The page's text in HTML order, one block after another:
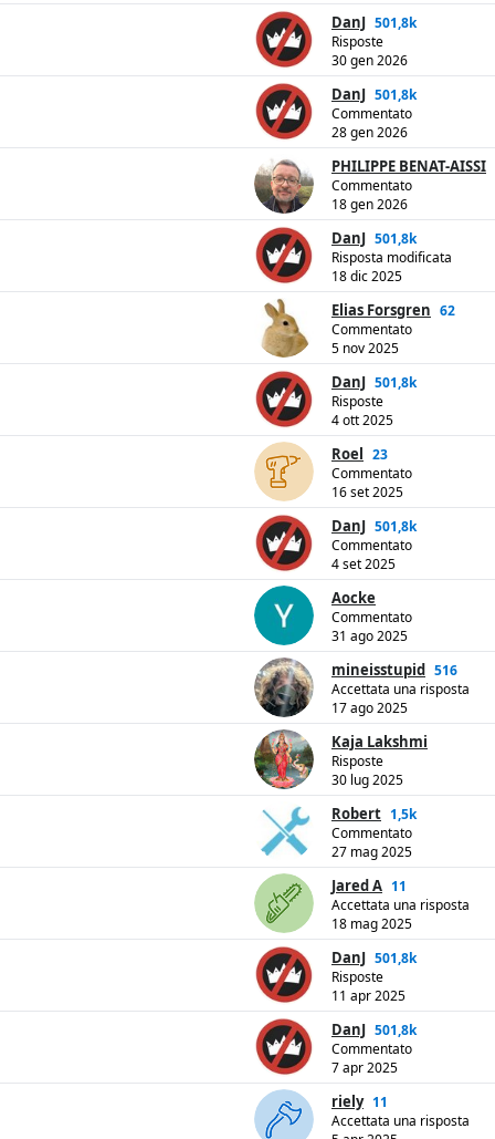
DanJ 501,8k
Risposte
30 gen 2026
DanJ 501,8k
Commentato
28 gen 2026
PHILIPPE BENAT-AISSI
Commentato
18 gen 2026
DanJ 501,8k
Risposta modificata
18 dic 2025
Elias Forsgren 62
Commentato
5 nov 2025
DanJ 501,8k
Risposte
4 ott 2025
Roel 23
Commentato
16 set 2025
DanJ 501,8k
Commentato
4 set 2025
Aocke
Commentato
31 ago 2025
mineisstupid 516
Accettata una risposta
17 ago 2025
Kaja Lakshmi
Risposte
30 lug 2025
Robert 1,5k
Commentato
27 mag 2025
Jared A 11
Accettata una risposta
18 mag 2025
DanJ 501,8k
Risposte
11 apr 2025
DanJ 501,8k
Commentato
7 apr 2025
riely 11
Accettata una risposta